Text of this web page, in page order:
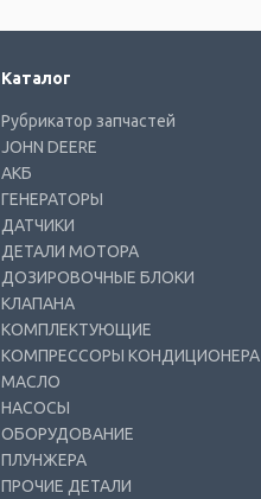
Каталог
Рубрикатор запчастей
JOHN DEERE
АКБ
ГЕНЕРАТОРЫ
ДАТЧИКИ
ДЕТАЛИ МОТОРА
ДОЗИРОВОЧНЫЕ БЛОКИ
КЛАПАНА
КОМПЛЕКТУЮЩИЕ
КОМПРЕССОРЫ КОНДИЦИОНЕРА
МАСЛО
НАСОСЫ
ОБОРУДОВАНИЕ
ПЛУНЖЕРА
ПРОЧИЕ ДЕТАЛИ